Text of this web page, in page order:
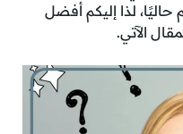
لذا إليكم أفضل
الآتي.